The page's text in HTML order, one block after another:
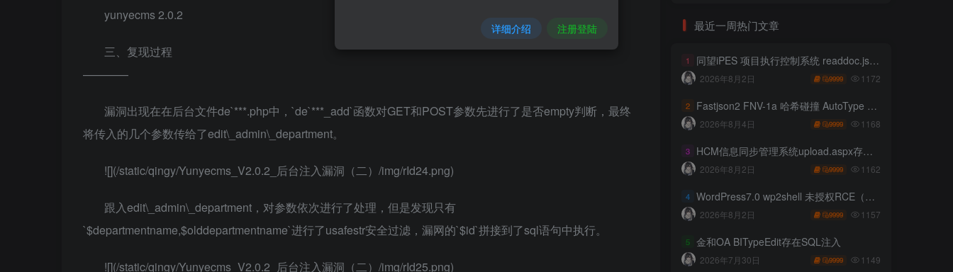
yunyecms 2.0.2
三、复现过程
————
漏洞出现在在后台文件de`***.php中，`de`***_add`函数对GET和POST参数先进行了是否empty判断，最终
将传入的几个参数传给了edit\_admin\_department。
![](/static/qingy/Yunyecms_V2.0.2_后台注入漏洞（二）/img/rId24.png)
跟入edit\_admin\_department，对参数依次进行了处理，但是发现只有
`$departmentname,$olddepartmentname`进行了usafestr安全过滤，漏网的`$id`拼接到了sql语句中执行。
![](/static/qingy/Yunyecms_V2.0.2_后台注入漏洞（二）/img/rId25.png)
最近一周热门文章
1 同望iPES 项目执行控制系统 readdoc.jsp存在任意文件读取
2026年8月2日 9999 1172
2 Fastjson2 FNV-1a 哈希碰撞 AutoType 绕过远程代码执行
2026年8月4日 9999 1168
3 HCM信息同步管理系统upload.aspx存在任意文件上传
2026年8月2日 9999 1162
4 WordPress7.0 wp2shell 未授权RCE（CVE-2026-63030 CVE-2026-60137）
2026年8月2日 9999 1157
5 金和OA BITypeEdit存在SQL注入
2026年7月30日 9999 1149
详细介绍 注册登陆